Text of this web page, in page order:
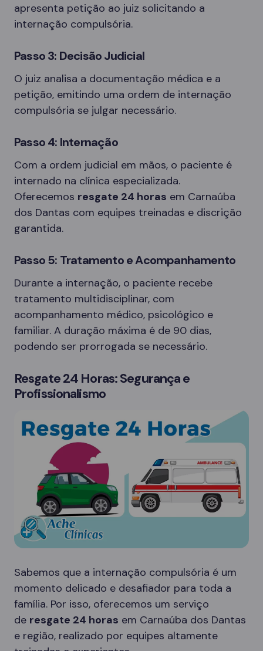
apresenta petição ao juiz solicitando a
internação compulsória.
Passo 3: Decisão Judicial
O juiz analisa a documentação médica e a
petição, emitindo uma ordem de internação
compulsória se julgar necessário.
Passo 4: Internação
Com a ordem judicial em mãos, o paciente é
internado na clínica especializada.
Oferecemos resgate 24 horas em Carnaúba
dos Dantas com equipes treinadas e discrição
garantida.
Passo 5: Tratamento e Acompanhamento
Durante a internação, o paciente recebe
tratamento multidisciplinar, com
acompanhamento médico, psicológico e
familiar. A duração máxima é de 90 dias,
podendo ser prorrogada se necessário.
Resgate 24 Horas: Segurança e
Profissionalismo
Sabemos que a internação compulsória é um
momento delicado e desafiador para toda a
família. Por isso, oferecemos um serviço
de resgate 24 horas em Carnaúba dos Dantas
e região, realizado por equipes altamente